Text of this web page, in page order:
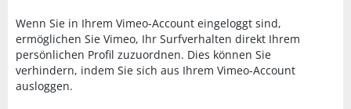
Wenn Sie in Ihrem Vimeo-Account eingeloggt sind,
ermöglichen Sie Vimeo, Ihr Surfverhalten direkt Ihrem
persönlichen Profil zuzuordnen. Dies können Sie
verhindern, indem Sie sich aus Ihrem Vimeo-Account
ausloggen.